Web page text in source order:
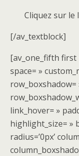
Cliquez sur le
[/av_textblock]
[av_one_fifth first
space= »
row_boxshadow=
link_hover= »
highlight_size= »
radius=’0px’